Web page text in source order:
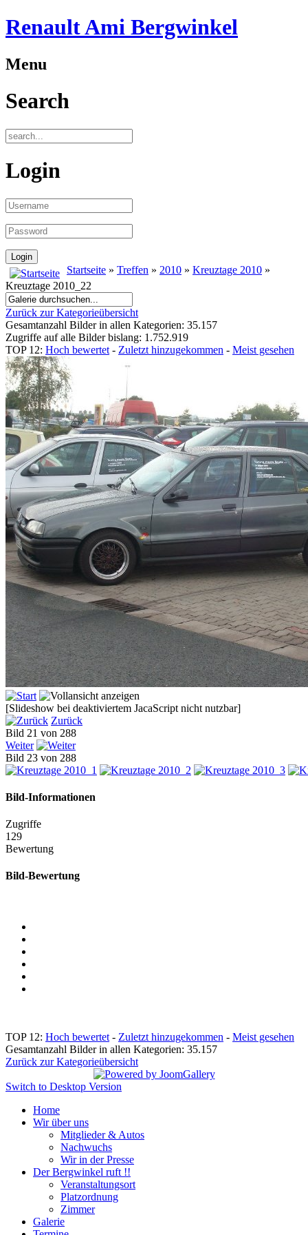
Renault Ami Bergwinkel
Menu
Search
Login
Startseite » Treffen » 2010 » Kreuztage 2010 »
Kreuztage 2010_22
Zurück zur Kategorieübersicht
Gesamtanzahl Bilder in allen Kategorien: 35.157
Zugriffe auf alle Bilder bislang: 1.752.919
TOP 12: Hoch bewertet - Zuletzt hinzugekommen - Meist gesehen
[Slideshow bei deaktiviertem JacaScript nicht nutzbar]
Zurück
Bild 21 von 288
Weiter
Bild 23 von 288
Bild-Informationen
Zugriffe
129
Bewertung
Bild-Bewertung
TOP 12: Hoch bewertet - Zuletzt hinzugekommen - Meist gesehen
Gesamtanzahl Bilder in allen Kategorien: 35.157
Zurück zur Kategorieübersicht
Switch to Desktop Version
Home
Wir über uns
Mitglieder & Autos
Nachwuchs
Wir in der Presse
Der Bergwinkel ruft !!
Veranstaltungsort
Platzordnung
Zimmer
Galerie